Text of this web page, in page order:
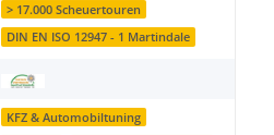
> 17.000 Scheuertouren
DIN EN ISO 12947 - 1 Martindale
KFZ & Automobiltuning